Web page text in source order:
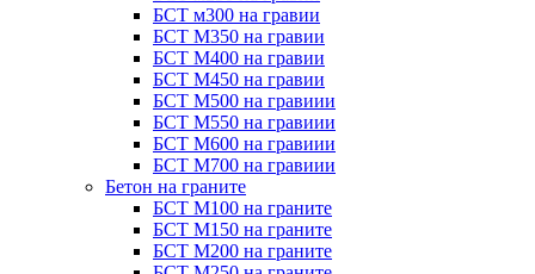
БСТ м300 на гравии
БСТ М350 на гравии
БСТ М400 на гравии
БСТ М450 на гравии
БСТ М500 на гравиии
БСТ М550 на гравиии
БСТ М600 на гравиии
БСТ М700 на гравиии
Бетон на граните
БСТ М100 на граните
БСТ М150 на граните
БСТ М200 на граните